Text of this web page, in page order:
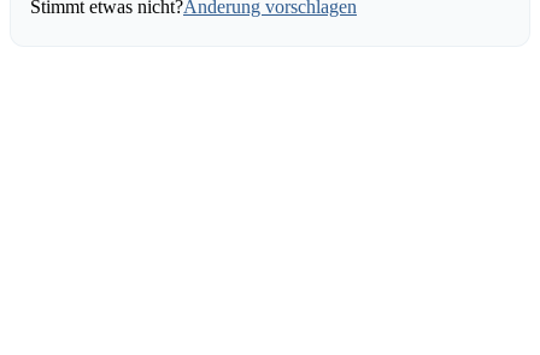
Stimmt etwas nicht?Änderung vorschlagen